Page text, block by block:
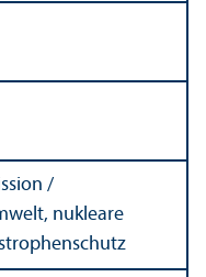
/
nukleare